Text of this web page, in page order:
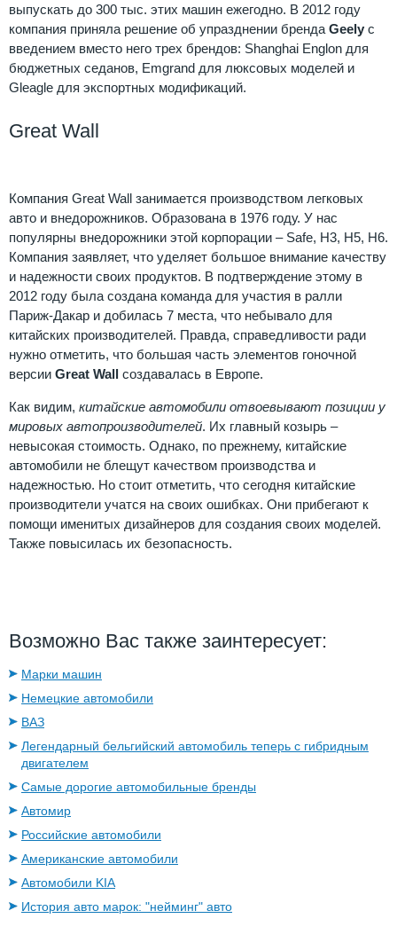
выпускать до 300 тыс. этих машин ежегодно. В 2012 году
компания приняла решение об упразднении бренда Geely с
введением вместо него трех брендов: Shanghai Englon для
бюджетных седанов, Emgrand для люксовых моделей и
Gleagle для экспортных модификаций.
Great Wall
Компания Great Wall занимается производством легковых
авто и внедорожников. Образована в 1976 году. У нас
популярны внедорожники этой корпорации – Safe, H3, H5, H6.
Компания заявляет, что уделяет большое внимание качеству
и надежности своих продуктов. В подтверждение этому в
2012 году была создана команда для участия в ралли
Париж-Дакар и добилась 7 места, что небывало для
китайских производителей. Правда, справедливости ради
нужно отметить, что большая часть элементов гоночной
версии Great Wall создавалась в Европе.
Как видим, китайские автомобили отвоевывают позиции у
мировых автопроизводителей. Их главный козырь –
невысокая стоимость. Однако, по прежнему, китайские
автомобили не блещут качеством производства и
надежностью. Но стоит отметить, что сегодня китайские
производители учатся на своих ошибках. Они прибегают к
помощи именитых дизайнеров для создания своих моделей.
Также повысилась их безопасность.
Возможно Вас также заинтересует:
Марки машин
Немецкие автомобили
ВАЗ
Легендарный бельгийский автомобиль теперь с гибридным
двигателем
Самые дорогие автомобильные бренды
Автомир
Российские автомобили
Американские автомобили
Автомобили KIA
История авто марок: "нейминг" авто